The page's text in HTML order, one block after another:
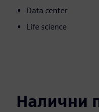
Data center
Life science
Налични